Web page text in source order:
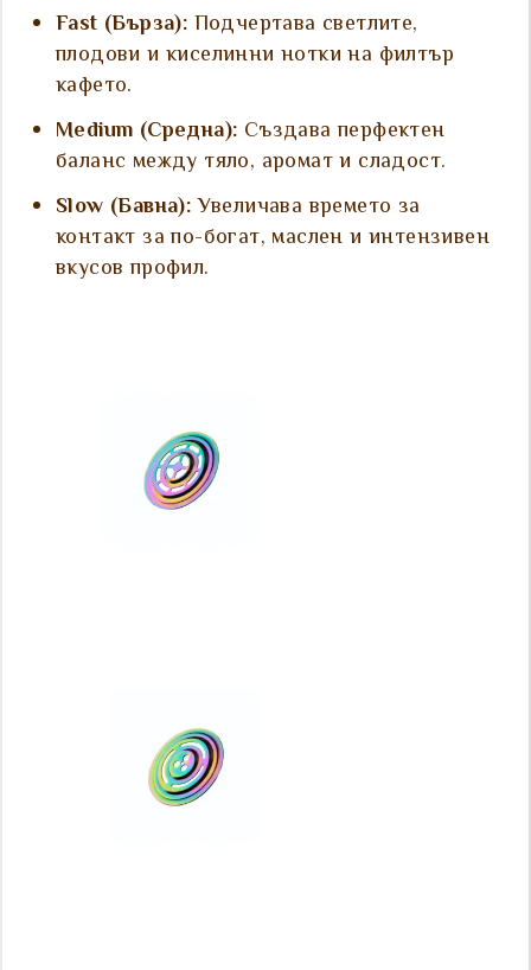
Fast (Бърза): Подчертава светлите,
плодови и киселинни нотки на филтър
кафето.
Medium (Средна): Създава перфектен
баланс между тяло, аромат и сладост.
Slow (Бавна):Увеличава времето за
контакт за по-богат, маслен и интензивен
вкусов профил.